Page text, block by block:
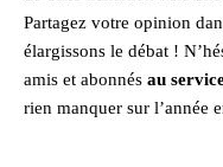
Partagez votre opinion
élargissons le débat !
amis et abonnés au
rien manquer sur l’année